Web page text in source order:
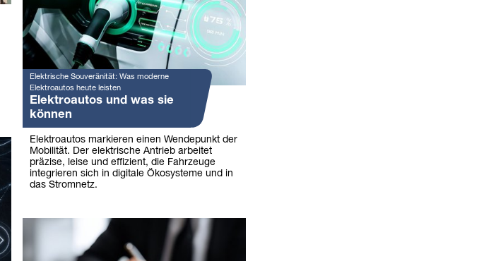
Elektrische Souveränität: Was moderne
Elektroautos heute leisten
Elektroautos und was sie
können
Elektroautos markieren einen Wendepunkt der
Mobilität. Der elektrische Antrieb arbeitet
präzise, leise und effizient, die Fahrzeuge
integrieren sich in digitale Ökosysteme und in
das Stromnetz.